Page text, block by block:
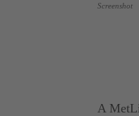
Screenshot
A